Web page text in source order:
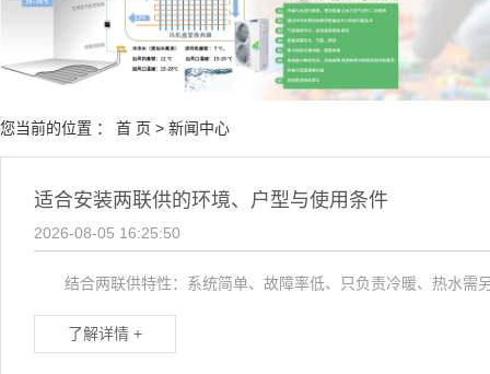
区三区久
您当前的位置 ： 首 页 > 新闻中心
适合安装两联供的环境、户型与使用条件
2026-08-05 16:25:50
结合两联供特性：系统简单、故障率低、只负责冷暖、热水需
了解详情 +